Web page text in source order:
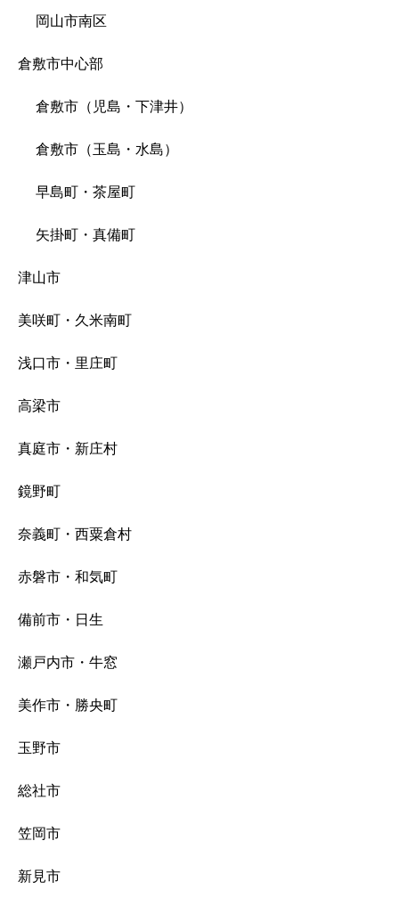
岡山市南区
倉敷市中心部
倉敷市（児島・下津井）
倉敷市（玉島・水島）
早島町・茶屋町
矢掛町・真備町
津山市
美咲町・久米南町
浅口市・里庄町
高梁市
真庭市・新庄村
鏡野町
奈義町・西粟倉村
赤磐市・和気町
備前市・日生
瀬戸内市・牛窓
美作市・勝央町
玉野市
総社市
笠岡市
新見市